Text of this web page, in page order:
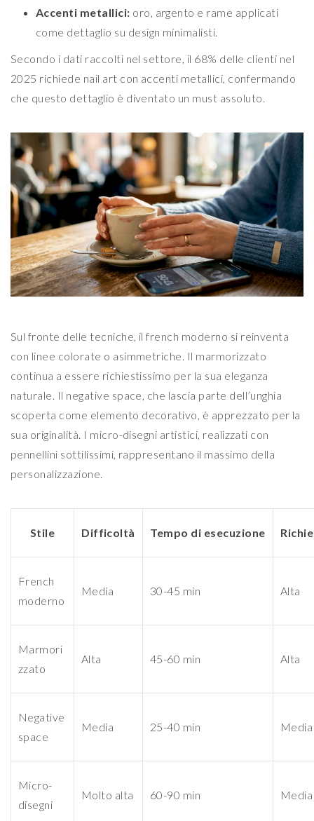
Accenti metallici: oro, argento e rame applicati
come dettaglio su design minimalisti.
Secondo i dati raccolti nel settore, il 68% delle clienti nel
2025 richiede nail art con accenti metallici, confermando
che questo dettaglio è diventato un must assoluto.
Sul fronte delle tecniche, il french moderno si reinventa
con linee colorate o asimmetriche. Il marmorizzato
continua a essere richiestissimo per la sua eleganza
naturale. Il negative space, che lascia parte dell’unghia
scoperta come elemento decorativo, è apprezzato per la
sua originalità. I micro-disegni artistici, realizzati con
pennellini sottilissimi, rappresentano il massimo della
personalizzazione.
Stile Difficoltà Tempo di esecuzione
French
moderno
Media 30-45 min Alta
Marmori
zzato
Alta 45-60 min Alta
Negative
space
Media 25-40 min Media
Micro-
disegni
Molto alta 60-90 min Media